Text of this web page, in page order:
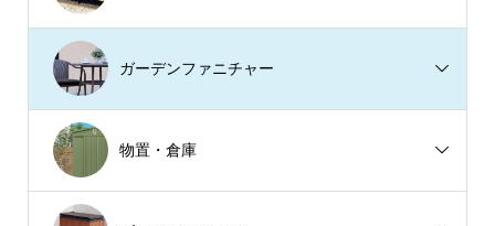
ガーデンファニチャー
物置・倉庫